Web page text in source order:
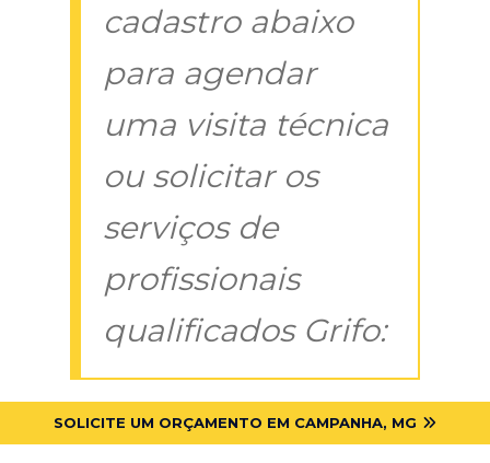
cadastro abaixo
para agendar
uma visita técnica
ou solicitar os
serviços de
profissionais
qualificados Grifo:
SOLICITE UM ORÇAMENTO EM CAMPANHA, MG